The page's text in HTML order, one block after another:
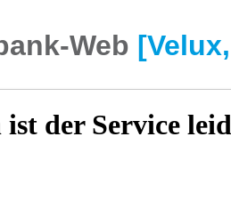
Web